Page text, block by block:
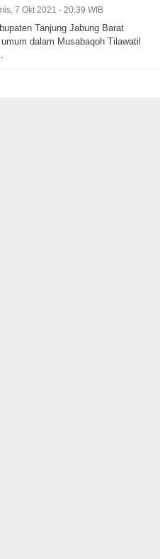
7 Okt 2021 - 20:39 WIB
Tanjung Jabung Barat
dalam Musabaqoh Tilawatil